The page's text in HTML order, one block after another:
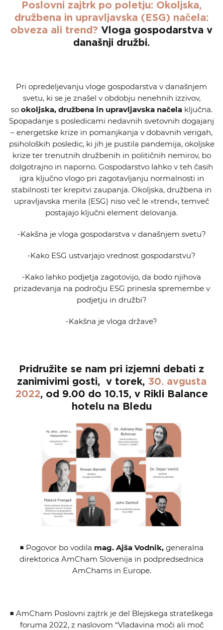
Poslovni zajtrk po poletju: Okoljska,
družbena in upravljavska (ESG) načela:
obveza ali trend? Vloga gospodarstva v
današnji družbi.
Pri opredeljevanju vloge gospodarstva v današnjem
svetu, ki se je znašel v obdobju nenehnih izzivov,
so okoljska, družbena in upravljavska načela ključna.
Spopadanje s posledicami nedavnih svetovnih dogajanj
– energetske krize in pomanjkanja v dobavnih verigah,
psiholoških posledic, ki jih je pustila pandemija, okoljske
krize ter trenutnih družbenih in političnih nemirov, bo
dolgotrajno in naporno. Gospodarstvo lahko v teh časih
igra ključno vlogo pri zagotavljanju normalnosti in
stabilnosti ter krepitvi zaupanja. Okoljska, družbena in
upravljavska merila (ESG) niso več le »trend«, temveč
postajajo ključni element delovanja.
-Kakšna je vloga gospodarstva v današnjem svetu?
-Kako ESG ustvarjajo vrednost gospodarstvu?
-Kako lahko podjetja zagotovijo, da bodo njihova
prizadevanja na področju ESG prinesla spremembe v
podjetju in družbi?
-Kakšna je vloga države?
Pridružite se nam pri izjemni debati z
zanimivimi gosti, v torek, 30. avgusta
2022, od 9.00 do 10.15, v Rikli Balance
hotelu na Bledu
◾ Pogovor bo vodila mag. Ajša Vodnik,generalna
direktorica AmCham Slovenija in podpredsednica
AmChams in Europe.
◾ AmCham Poslovni zajtrk je del Blejskega strateškega
foruma 2022, z naslovom “Vladavina moči ali moč